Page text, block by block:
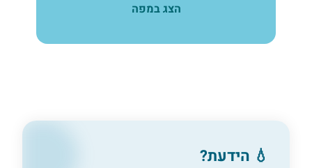
הצג במפה
💧 הידעת?